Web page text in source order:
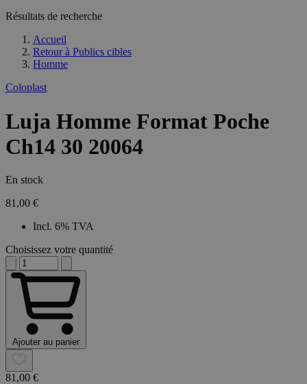
Résultats de recherche
Accueil
Retour à Publics cibles
Homme
Coloplast
Luja Homme Format Poche
Ch14 30 20064
En stock
81,00 €
Incl. 6% TVA
Choisissez votre quantité
Ajouter au panier
81,00 €